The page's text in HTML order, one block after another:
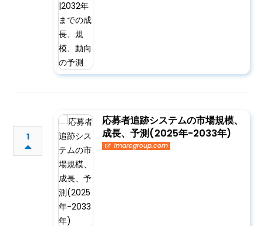
1
応募者追跡システムの市場規模、
成長、予測(2025年-2033年)
imarcgroup.com